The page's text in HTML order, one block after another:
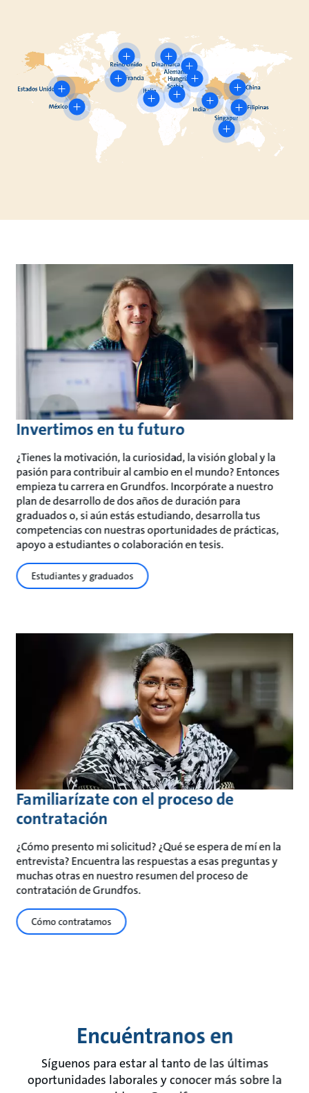
Invertimos en tu futuro
¿Tienes la motivación, la curiosidad, la visión global y la
pasión para contribuir al cambio en el mundo? Entonces
empieza tu carrera en Grundfos. Incorpórate a nuestro
plan de desarrollo de dos años de duración para
graduados o, si aún estás estudiando, desarrolla tus
competencias con nuestras oportunidades de prácticas,
apoyo a estudiantes o colaboración en tesis.
Estudiantes y graduados
Familiarízate con el proceso de
contratación
¿Cómo presento mi solicitud? ¿Qué se espera de mí en la
entrevista? Encuentra las respuestas a esas preguntas y
muchas otras en nuestro resumen del proceso de
contratación de Grundfos.
Cómo contratamos
Encuéntranos en
Síguenos para estar al tanto de las últimas
oportunidades laborales y conocer más sobre la